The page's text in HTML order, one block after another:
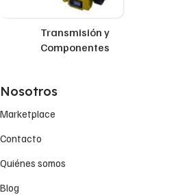
Transmisión y
Componentes
Nosotros
Marketplace
Contacto
Quiénes somos
Blog